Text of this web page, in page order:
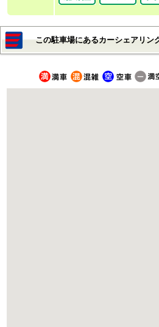
この駐車場にあるカーシェアリン